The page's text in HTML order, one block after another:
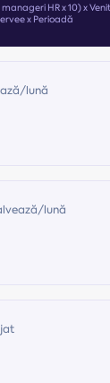
manageri HR x 10) x
x Perioadă
lună
lună